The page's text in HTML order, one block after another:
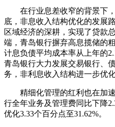
在行业息差收窄的背景下
底，非息收入结构优化的发展
区域经济的深耕，实现了贷款
端，青岛银行摒弃高息揽储的
计息负债平均成本率从上年的
青岛银行大力发展交易银行、
务，非利息收入结构进一步优化
精细化管理的红利也在加
行全年业务及管理费同比下降
优化3.33个百分点至31.62%。